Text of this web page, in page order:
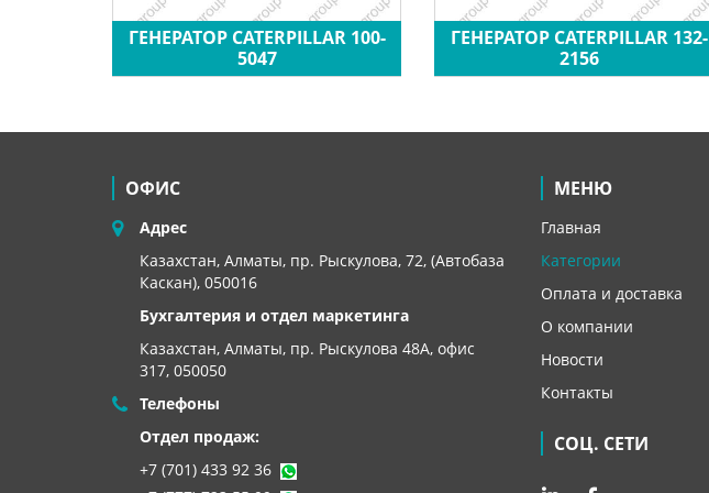
ГЕНЕРАТОР CATERPILLAR 100-
5047
ГЕНЕРАТОР CATERPILLAR 132-
2156
ОФИС
Адрес
Казахстан, Алматы, пр. Рыскулова, 72, (Автобаза
Каскан), 050016
Бухгалтерия и отдел маркетинга
Казахстан, Алматы, пр. Рыскулова 48А, офис
317, 050050
Телефоны
Отдел продаж:
+7 (701) 433 92 36
МЕНЮ
Главная
Категории
Оплата и доставка
О компании
Новости
Контакты
СОЦ. СЕТИ